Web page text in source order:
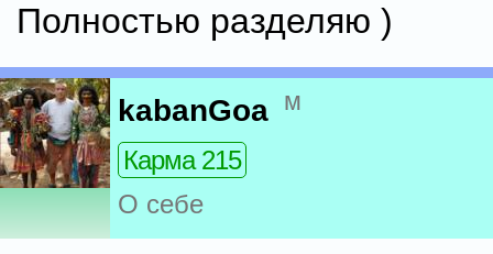
Полностью разделяю )
kabanGoa м
Карма 215
О себе